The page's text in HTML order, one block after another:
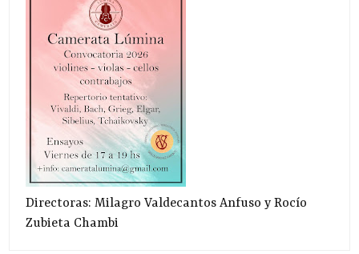
Directoras: Milagro Valdecantos Anfuso y Rocío
Zubieta Chambi